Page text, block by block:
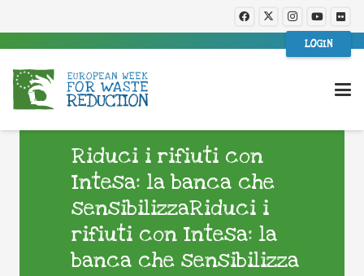
LOGIN
Riduci i rifiuti con
Intesa: la banca che
sensibilizzaRiduci i
rifiuti con Intesa: la
banca che sensibilizza